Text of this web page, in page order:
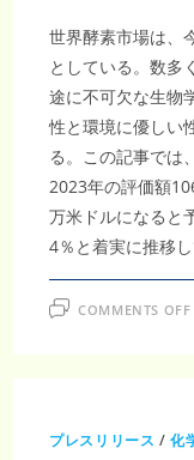
世界酵素市場は、
としている。数多
途に不可欠な生物
性と環境に優しい
る。この記事では
2023年の評価額
万米ドルになると
4％と着実に推移し
COMMENTS OFF
プレスリリース /化